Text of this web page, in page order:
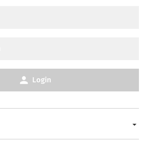
Login